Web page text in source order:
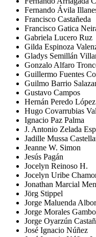
Fernando Ávila
Francisco Castañeda
Francisco Gatica
Gabriela Lucero Ruz
Gilda Espinoza
Gladys Semillán
Gonzalo Alfaro
Guillermo Fuentes
Guilmo Barrio
Gustavo Campos
Hernán Peredo López
Hugo Covarrubias
Ignacio Paz Palma
J. Antonio Zelada
Jadille Mussa
Jeanne W. Simon
Jesús Pagán
Jocelyn Reinoso H.
Jocelyn Uribe
Jonathan Marcial
Jörg Stippel
Jorge Maluenda
Jorge Morales
Jorge Oyarzún
José Ignacio Núñez